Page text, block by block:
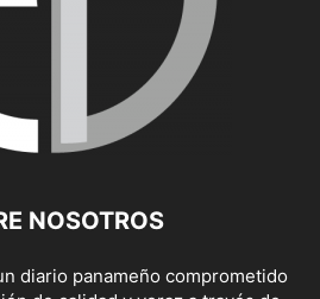
NOSOTROS
diario panameño comprometido